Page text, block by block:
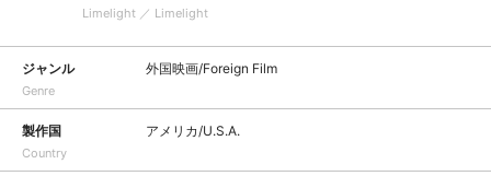
Limelight ／ Limelight
ジャンル
Genre
外国映画/Foreign Film
製作国
Country
アメリカ/U.S.A.